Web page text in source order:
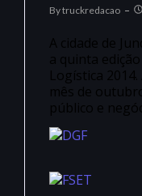
ByTruckredacao
A cidade de
a quinta
Logística
mês de
público e